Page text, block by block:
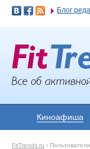
Блог
Киноафиша
FitTrends.ru › Пользователи